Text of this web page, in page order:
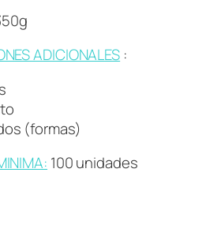
ADICIONALES :
(formas)
100 unidades